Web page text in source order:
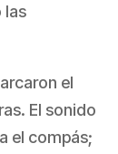
las
el
El sonido
el compás;